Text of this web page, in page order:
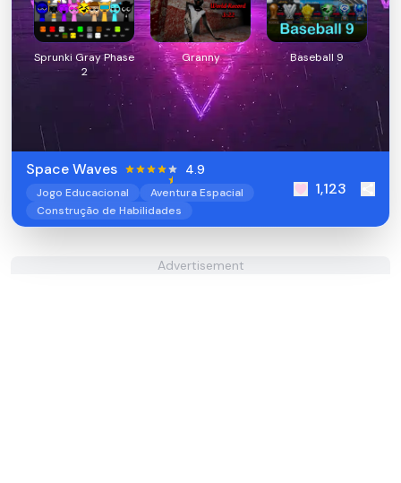
Sprunki Gray Phase
2
Granny Baseball 9
Space Waves 4.9
Jogo Educacional
Aventura Espacial
Construção de Habilidades
1,123
Advertisement